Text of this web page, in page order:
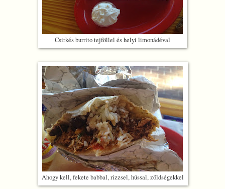
Csirkés burrito tejföllel és helyi limonádéval
Ahogy kell, fekete babbal, rizzsel, hússal, zöldségekkel